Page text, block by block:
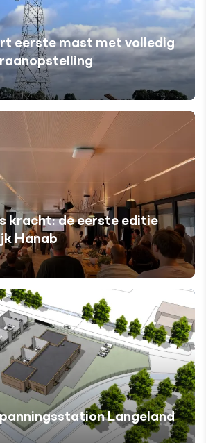
eerste mast met volledig
kracht: de eerste editie
Hanab
Langeland